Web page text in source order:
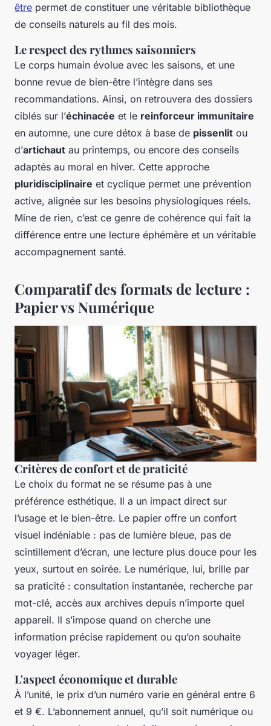
être permet de constituer une véritable bibliothèque
de conseils naturels au fil des mois.
Le respect des rythmes saisonniers
Le corps humain évolue avec les saisons, et une
bonne revue de bien-être l’intègre dans ses
recommandations. Ainsi, on retrouvera des dossiers
ciblés sur l’échinacée et le reinforceur immunitaire
en automne, une cure détox à base de pissenlit ou
d’artichaut au printemps, ou encore des conseils
adaptés au moral en hiver. Cette approche
pluridisciplinaire et cyclique permet une prévention
active, alignée sur les besoins physiologiques réels.
Mine de rien, c’est ce genre de cohérence qui fait la
différence entre une lecture éphémère et un véritable
accompagnement santé.
Comparatif des formats de lecture :
Papier vs Numérique
Critères de confort et de praticité
Le choix du format ne se résume pas à une
préférence esthétique. Il a un impact direct sur
l’usage et le bien-être. Le papier offre un confort
visuel indéniable : pas de lumière bleue, pas de
scintillement d’écran, une lecture plus douce pour les
yeux, surtout en soirée. Le numérique, lui, brille par
sa praticité : consultation instantanée, recherche par
mot-clé, accès aux archives depuis n’importe quel
appareil. Il s’impose quand on cherche une
information précise rapidement ou qu’on souhaite
voyager léger.
L'aspect économique et durable
À l’unité, le prix d’un numéro varie en général entre 6
et 9 €. L’abonnement annuel, qu’il soit numérique ou